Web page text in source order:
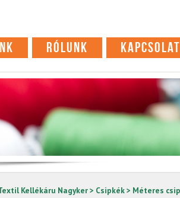
RÓLUNK KAPCSOLAT
Kellékáru Nagyker> Csipkék> Méteres